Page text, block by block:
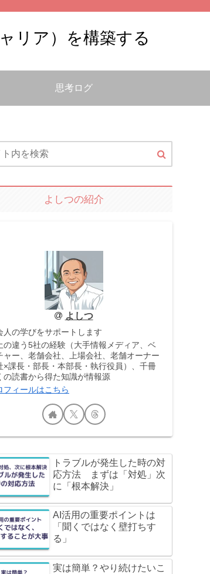
リア）を構築する
思考ログ
よしつの紹介
よしつ
人の学びをサポートします
の違う5社の経験（大手情報メディア、ベ
ャー、老舗会社、上場会社、老舗オーナー
×課長・部長・本部長・執行役員）、千冊
の読書から得た知識が情報源
フィールはこちら
トラブルが発生した時の対
応方法 まずは「対処」次
に「根本解決」
AI活用の重要ポイントは
「聞くではなく壁打ちす
る」
実は簡単？やり続けたいこ